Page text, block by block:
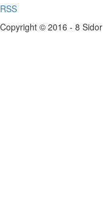
RSS
Copyright © 2016 - 8 Sidor